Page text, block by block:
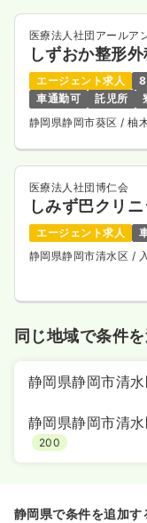
医療法人社団アールア
しずおか整形
エージェント求人
車通勤可
託児所
静岡県静岡市葵区 / 柚
医療法人社団博仁会
しみず巴クリニ
エージェント求人
静岡県静岡市清水区 /
同じ地域で条件
静岡県静岡市清
静岡県静岡市清
200
静岡県で条件を追加す